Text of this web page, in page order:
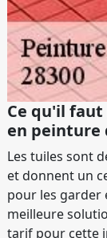
Ce qu'il
en peinture
Les tuiles sont
et donnent un
pour les garder
meilleure
tarif pour cette